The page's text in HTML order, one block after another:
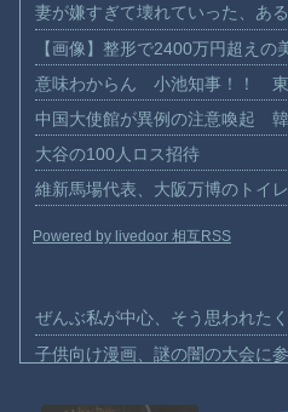
妻が嫌すぎて壊れていった、あ
【画像】整形で2400万円超え
意味わからん 小池知事！！ 東
中国大使館が異例の注意喚起
大谷の100人ロス招待
維新馬場代表、大阪万博のトイ
Powered by livedoor 相互RSS
ぜんぶ私が中心、そう思われた
子供向け漫画、謎の闇の大会に